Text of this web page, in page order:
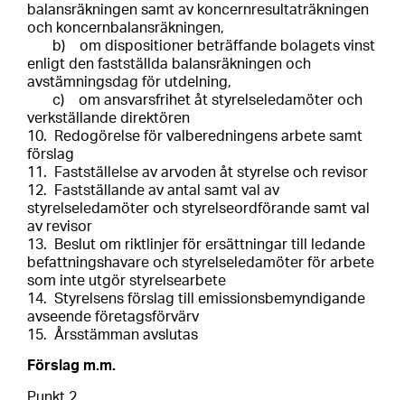
balansräkningen samt av koncernresultaträkningen
och koncernbalansräkningen,
b) om dispositioner beträffande bolagets vinst
enligt den fastställda balansräkningen och
avstämningsdag för utdelning,
c) om ansvarsfrihet åt styrelseledamöter och
verkställande direktören
10.
Redogörelse för valberedningens arbete samt
förslag
11.
Fastställelse av arvoden åt styrelse och revisor
12.
Fastställande av antal samt val av
styrelseledamöter och styrelseordförande samt val
av revisor
13.
Beslut om riktlinjer för ersättningar till ledande
befattningshavare och styrelseledamöter för arbete
som inte utgör styrelsearbete
14. Styrelsens förslag till emissionsbemyndigande
avseende företagsförvärv
15. Årsstämman avslutas
Förslag m.m.
Punkt 2